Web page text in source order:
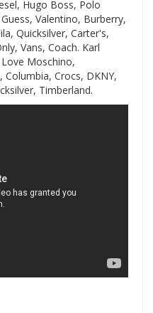
Hugo Boss, Polo
Valentino, Burberry,
Quicksilver, Carter's,
Vans, Coach. Karl
Moschino,
Columbia, Crocs, DKNY,
Timberland.